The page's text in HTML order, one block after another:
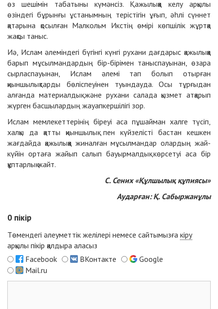
өз шешімін табатыны күмәнсіз. Қажылыққа келу арқылы
өзіндегі бұрынғы ұстанымның терістігін ұғып, әһлі сүннет
қатарына қосылған Малкольм Икстің өмірі көпшілік жұртқа
жақсы таныс.
Иә, Ислам әлеміндегі бүгінгі күнгі рухани дағдарыс қажылыққа
барып мұсылмандардың бір-бірімен таныспауынан, өзара
сырласпауынан, Ислам әлемі тап болып отырған
қиыншылықтарды бөліспеуінен туындауда. Осы тұрғыдан
алғанда материалдық және рухани салада қызмет атқарып
жүрген басшылардың жауапкершілігі зор.
Ислам мемлекеттерінің біреуі аса пұшайман халге түсіп,
халқы да қатты қиыншылық пен күйзелісті бастан кешкен
жағдайда қажылыққа жиналған мұсылмандар олардың жай-
күйін ортаға жайып салып бауырмалдық көрсетуі аса бір
құптарлық жайт.
С. Сених «Құлшылық құпиясы»
Аударған: Қ. Сабыржанұлы
0 пікір
Төмендегі әлеуметтік желілері немесе сайтымызға кіру
арқылы пікір қалдыра аласыз
Facebook
ВКонтакте
Google
Mail.ru